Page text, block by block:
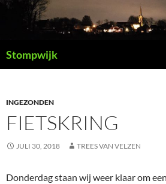
Ga
inhoud
Stompwijk
INGEZONDEN
FIETSKRING
JULI 30, 2018 TREES VAN VELZEN
Donderdag staan wij weer klaar om